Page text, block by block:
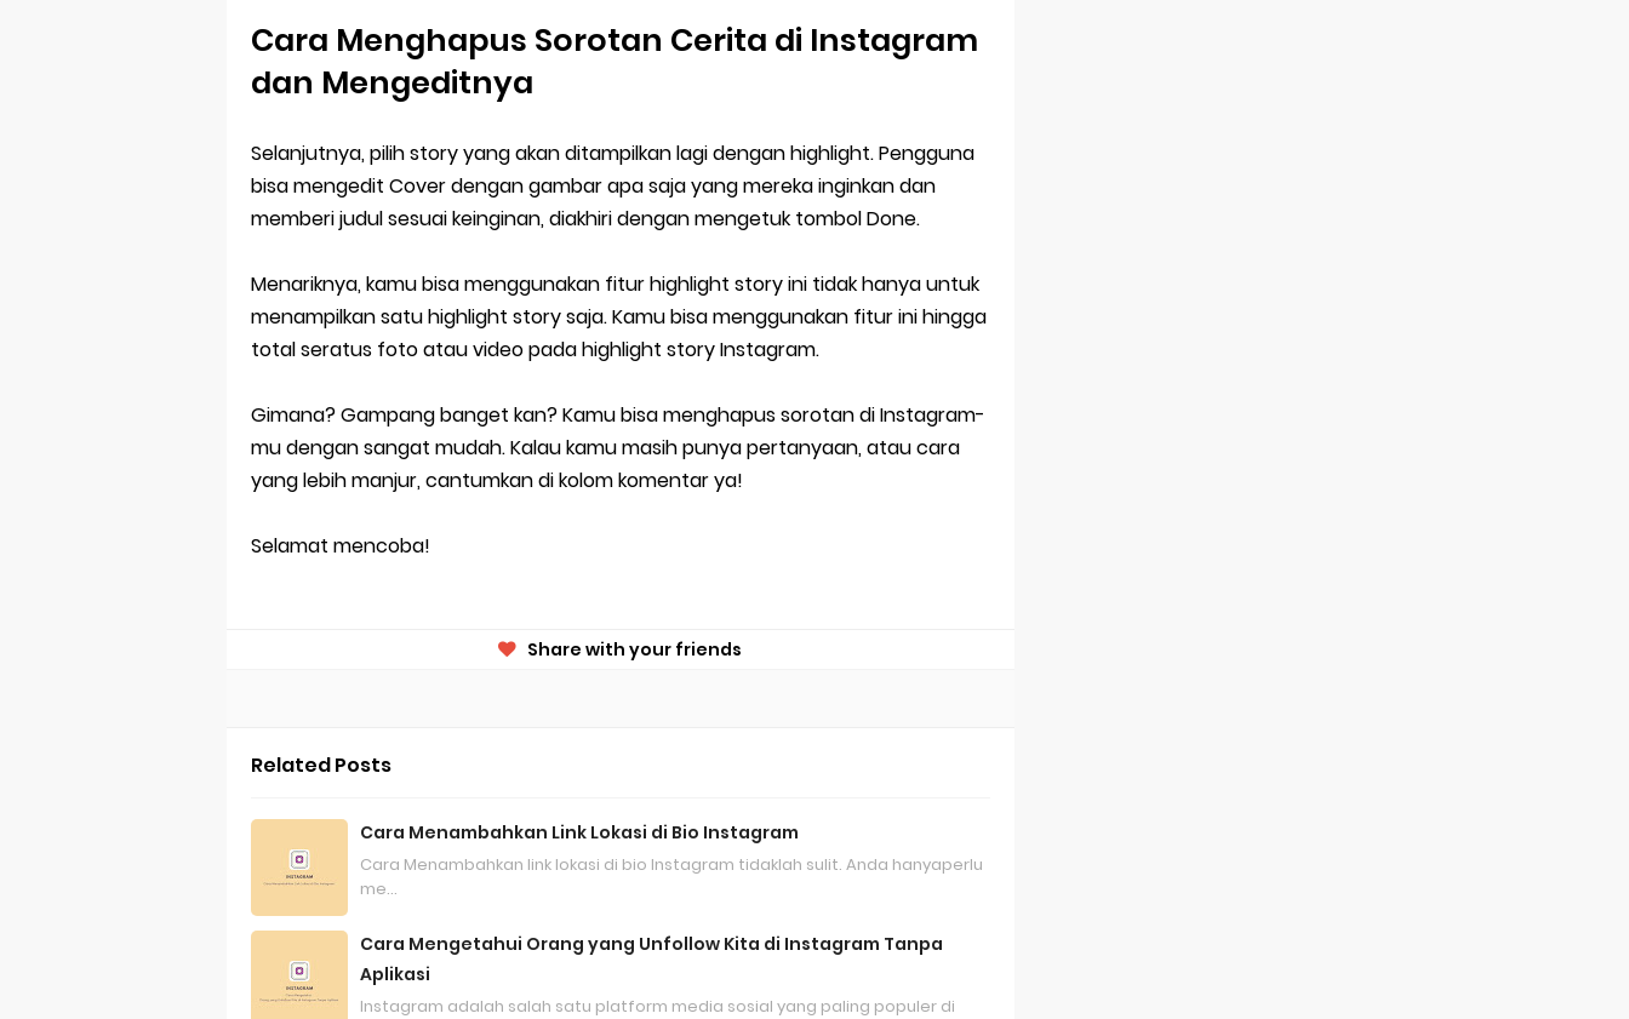
Cara Menghapus Sorotan Cerita di Instagram
dan Mengeditnya
Selanjutnya, pilih story yang akan ditampilkan lagi dengan highlight. Pengguna
bisa mengedit Cover dengan gambar apa saja yang mereka inginkan dan
memberi judul sesuai keinginan, diakhiri dengan mengetuk tombol Done.
Menariknya, kamu bisa menggunakan fitur highlight story ini tidak hanya untuk
menampilkan satu highlight story saja. Kamu bisa menggunakan fitur ini hingga
total seratus foto atau video pada highlight story Instagram.
Gimana? Gampang banget kan? Kamu bisa menghapus sorotan di Instagram-
mu dengan sangat mudah. Kalau kamu masih punya pertanyaan, atau cara
yang lebih manjur, cantumkan di kolom komentar ya!
Selamat mencoba!
Share with your friends
Related Posts
Cara Menambahkan Link Lokasi di Bio Instagram
Cara Menambahkan link lokasi di bio Instagram tidaklah sulit. Anda hanyaperlu
me…
Cara Mengetahui Orang yang Unfollow Kita di Instagram Tanpa
Aplikasi
Instagram adalah salah satu platform media sosial yang paling populer di